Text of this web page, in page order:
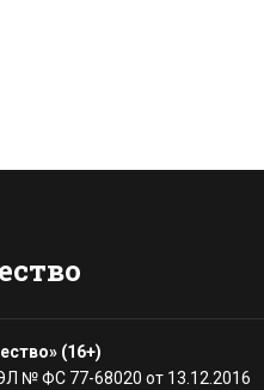
(16+)
№ ФС 77-68020 от 13.12.2016